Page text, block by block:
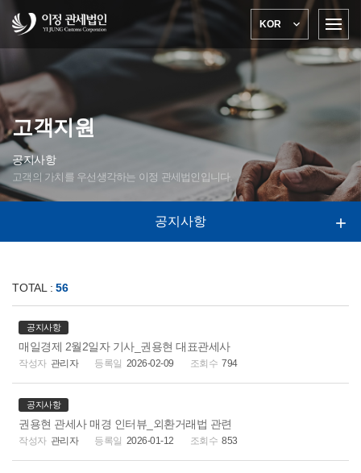
KOR 
고객지원
공지사항
고객의 가치를 우선생각하는 이정 관세법인입니다.
공지사항 
TOTAL : 56
공지사항
매일경제 2월2일자 기사_권용현 대표관세사
관리자 2026-02-09 794
공지사항
권용현 관세사 매경 인터뷰_외환거래법 관련
관리자 2026-01-12 853